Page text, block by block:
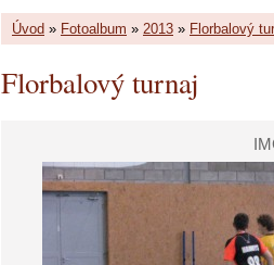
Úvod » Fotoalbum » 2013 » Florbalový
Florbalový turnaj